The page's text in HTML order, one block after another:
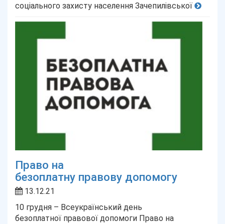
соціального захисту населення Зачепилівської
Право на
безоплатну правову допомогу
13.12.21
10 грудня – Всеукраїнський день
безоплатної правової допомоги Право на